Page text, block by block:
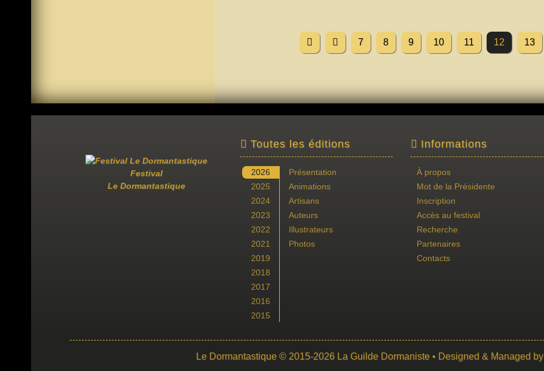
7 8 9 10 11 12 13
Festival
Le Dormantastique
Toutes les éditions
2026
2025
2024
2023
2022
2021
2019
2018
2017
2016
2015
Présentation
Animations
Artisans
Auteurs
Illustrateurs
Photos
Informations
À propos
Mot de la Présidente
Inscription
Accès au festival
Recherche
Partenaires
Contacts
Le Dormantastique © 2015-2026 La Guilde Dormaniste • Designed & Managed by